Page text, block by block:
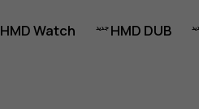
HMD DUB
HMD Watch